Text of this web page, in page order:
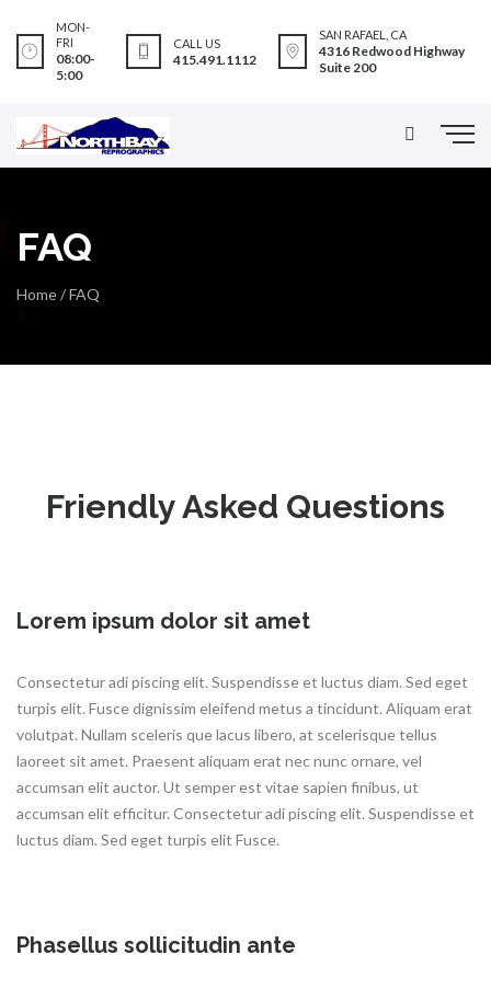
MON-
FRI
08:00-
5:00
CALL US
415.491.1112
SAN RAFAEL, CA
4316 Redwood Highway
Suite 200
FAQ
Home/FAQ
Friendly Asked Questions
Lorem ipsum dolor sit amet
Consectetur adi piscing elit. Suspendisse et luctus diam. Sed eget
turpis elit. Fusce dignissim eleifend metus a tincidunt. Aliquam erat
volutpat. Nullam sceleris que lacus libero, at scelerisque tellus
laoreet sit amet. Praesent aliquam erat nec nunc ornare, vel
accumsan elit auctor. Ut semper est vitae sapien finibus, ut
accumsan elit efficitur. Consectetur adi piscing elit. Suspendisse et
luctus diam. Sed eget turpis elit Fusce.
Phasellus sollicitudin ante